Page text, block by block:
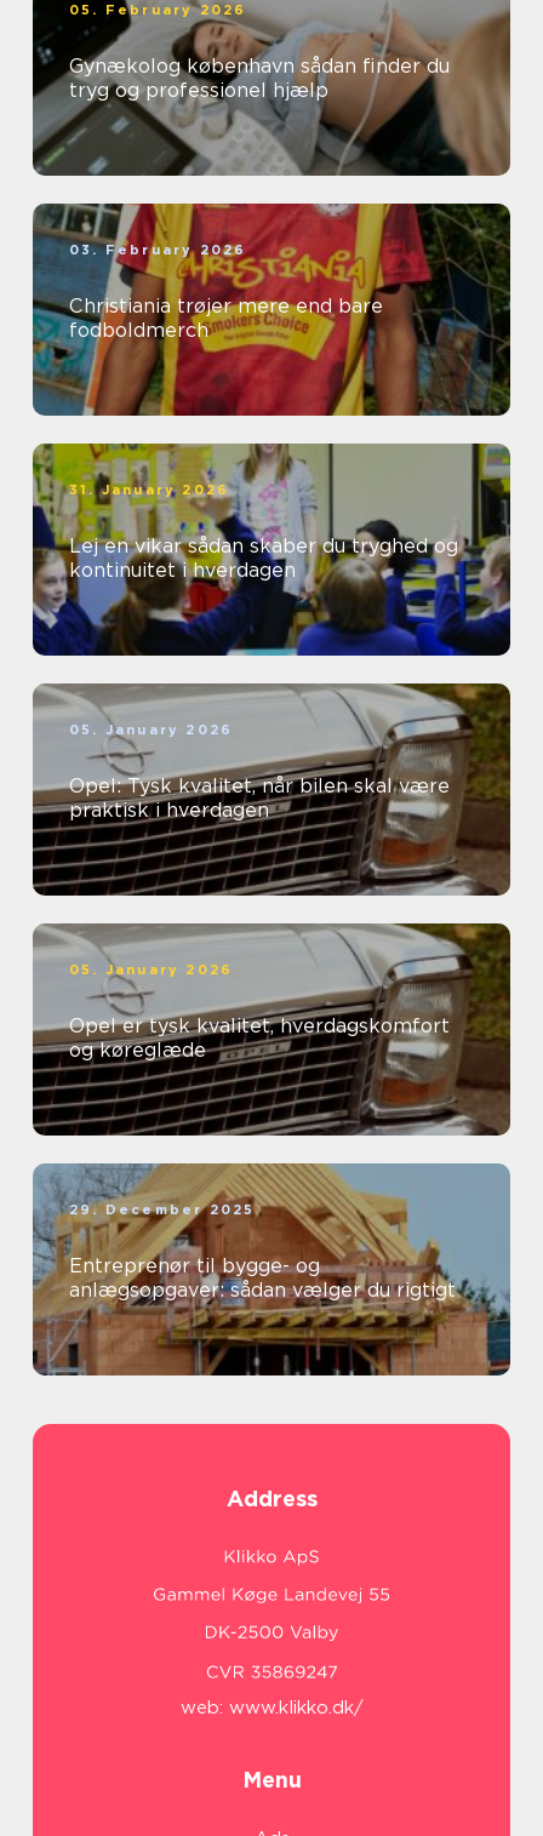
05. February 2026
Gynækolog københavn sådan finder du
tryg og professionel hjælp
03. February 2026
Christiania trøjer mere end bare
fodboldmerch
31. January 2026
Lej en vikar sådan skaber du tryghed og
kontinuitet i hverdagen
05. January 2026
Opel: Tysk kvalitet, når bilen skal være
praktisk i hverdagen
05. January 2026
Opel er tysk kvalitet, hverdagskomfort
og køreglæde
29. December 2025
Entreprenør til bygge- og
anlægsopgaver: sådan vælger du rigtigt
Address
web: www.klikko.dk/
Menu